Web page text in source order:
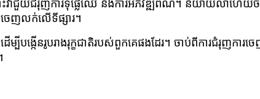
ាជួយជំរុញការទុំផ្លែឈើ និងការអភិវឌ្ឍពណ៌។ និយាយលាហើយចំ
េញលក់លើទីផ្សារ។
ម្បីបង្កើនរូបរាងរុក្ខជាតិរបស់ពួកគេផងដែរ។ ចាប់ពីការជំរុញ